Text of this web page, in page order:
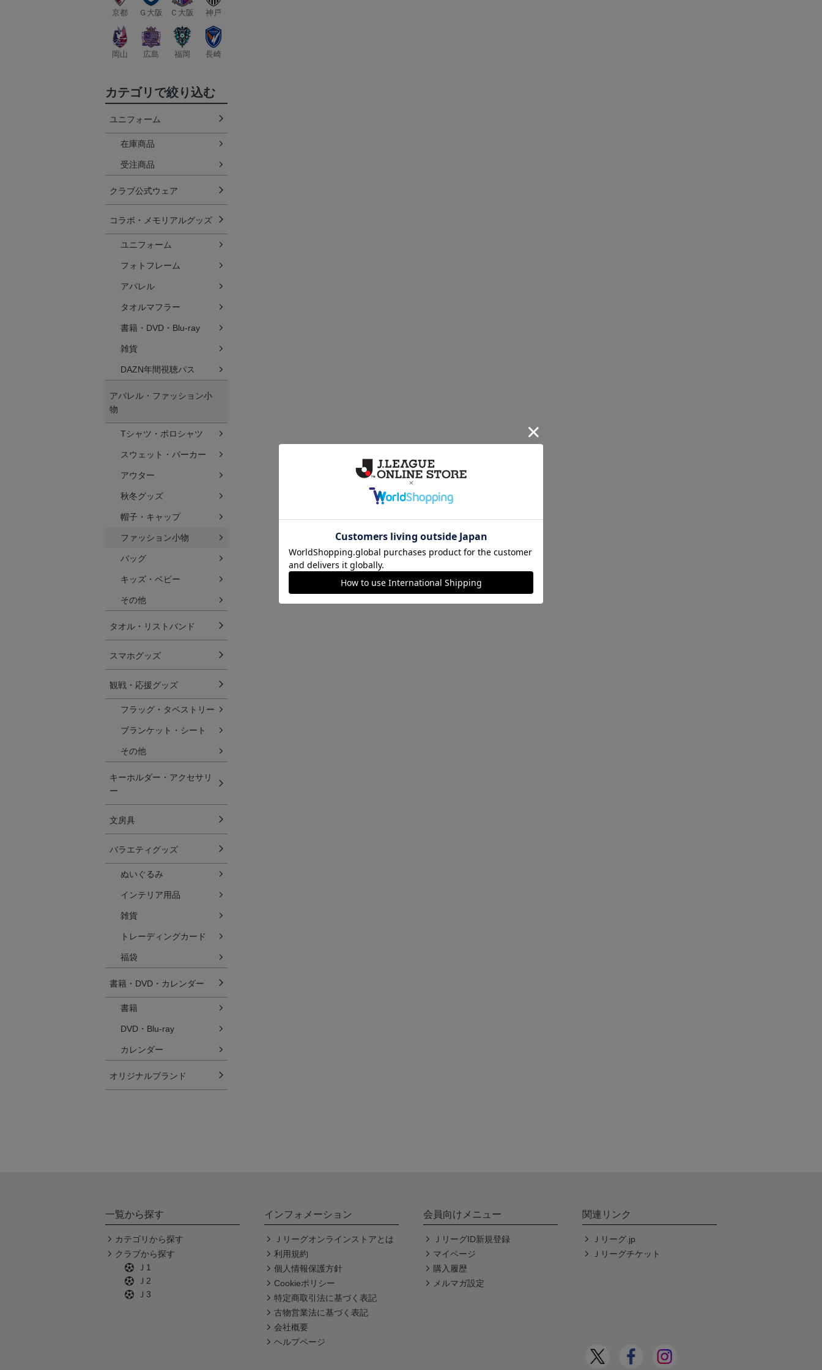
京都 Ｇ大阪 Ｃ大阪 神戸
岡山 広島 福岡 長崎
カテゴリで絞り込む
ユニフォーム
在庫商品
受注商品
クラブ公式ウェア
コラボ・メモリアルグッズ
ユニフォーム
フォトフレーム
アパレル
タオルマフラー
書籍・DVD・Blu-ray
雑貨
DAZN年間視聴パス
アパレル・ファッション小
物
Tシャツ・ポロシャツ
スウェット・パーカー
アウター
秋冬グッズ
帽子・キャップ
ファッション小物
バッグ
キッズ・ベビー
その他
タオル・リストバンド
スマホグッズ
観戦・応援グッズ
フラッグ・タペストリー
ブランケット・シート
その他
キーホルダー・アクセサリ
ー
文房具
バラエティグッズ
ぬいぐるみ
インテリア用品
雑貨
トレーディングカード
福袋
書籍・DVD・カレンダー
書籍
DVD・Blu-ray
カレンダー
オリジナルブランド
一覧から探す
カテゴリから探す
クラブから探す
Ｊ1
Ｊ2
Ｊ3
インフォメーション
Ｊリーグオンラインストアとは
利用規約
個人情報保護方針
Cookieポリシー
特定商取引法に基づく表記
古物営業法に基づく表記
会社概要
ヘルプページ
会員向けメニュー
ＪリーグID新規登録
マイページ
購入履歴
メルマガ設定
関連リンク
Ｊリーグ.jp
Ｊリーグチケット